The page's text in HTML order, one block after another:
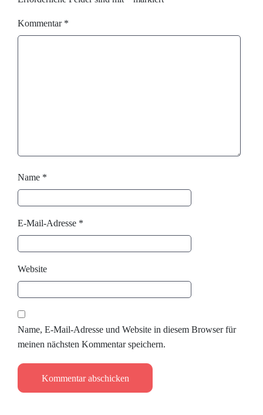
Kommentar *
Name *
E-Mail-Adresse *
Website
Name, E-Mail-Adresse und Website in diesem Browser für
meinen nächsten Kommentar speichern.